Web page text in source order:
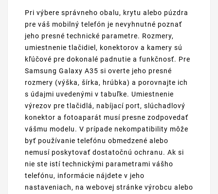
Pri výbere správneho obalu, krytu alebo púzdra
pre váš mobilný telefón je nevyhnutné poznať
jeho presné technické parametre. Rozmery,
umiestnenie tlačidiel, konektorov a kamery sú
kľúčové pre dokonalé padnutie a funkčnosť. Pre
Samsung Galaxy A35 si overte jeho presné
rozmery (výška, šírka, hrúbka) a porovnajte ich
s údajmi uvedenými v tabuľke. Umiestnenie
výrezov pre tlačidlá, nabíjací port, slúchadlový
konektor a fotoaparát musí presne zodpovedať
vášmu modelu. V prípade nekompatibility môže
byť používanie telefónu obmedzené alebo
nemusí poskytovať dostatočnú ochranu. Ak si
nie ste istí technickými parametrami vášho
telefónu, informácie nájdete v jeho
nastaveniach, na webovej stránke výrobcu alebo